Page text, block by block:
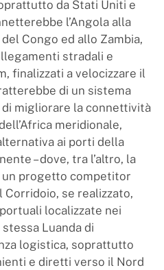
da Stati Uniti e
l’Angola alla
Congo ed allo Zambia,
stradali e
finalizzati a velocizzare il
di un sistema
migliorare la connettività
meridionale,
ai porti della
– dove, tra l’altro, la
un progetto competitor
Corridoio, se realizzato,
localizzate nei
Luanda di
logistica, soprattutto
e diretti verso il Nord